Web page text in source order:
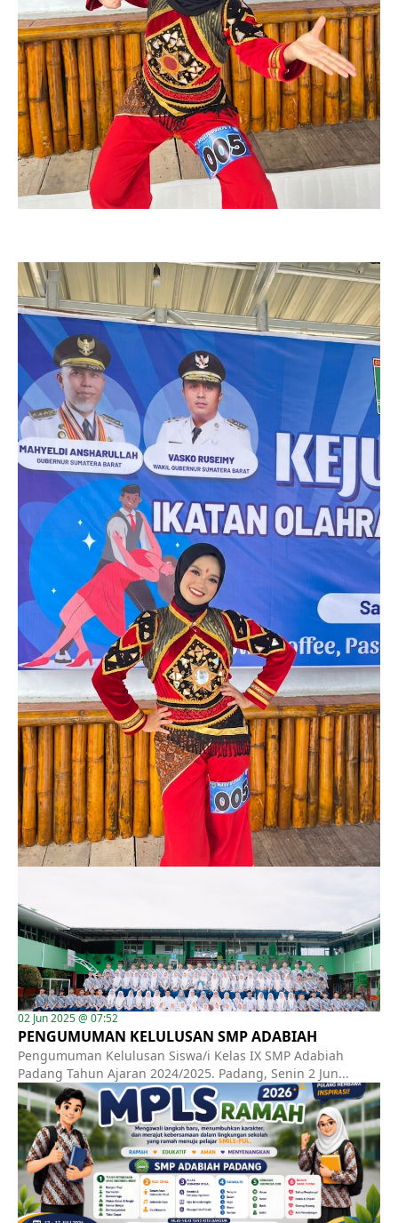
02 Jun 2025 @ 07:52
PENGUMUMAN KELULUSAN SMP ADABIAH
Pengumuman Kelulusan Siswa/i Kelas IX SMP Adabiah
Padang Tahun Ajaran 2024/2025. Padang, Senin 2 Jun...